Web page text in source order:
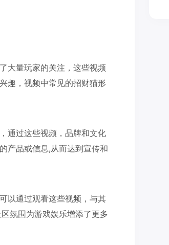
大量玩家的关注，这些视频
趣，视频中常见的招财猫形
通过这些视频，品牌和文化
产品或信息,从而达到宣传和
以通过观看这些视频，与其
氛围为游戏娱乐增添了更多